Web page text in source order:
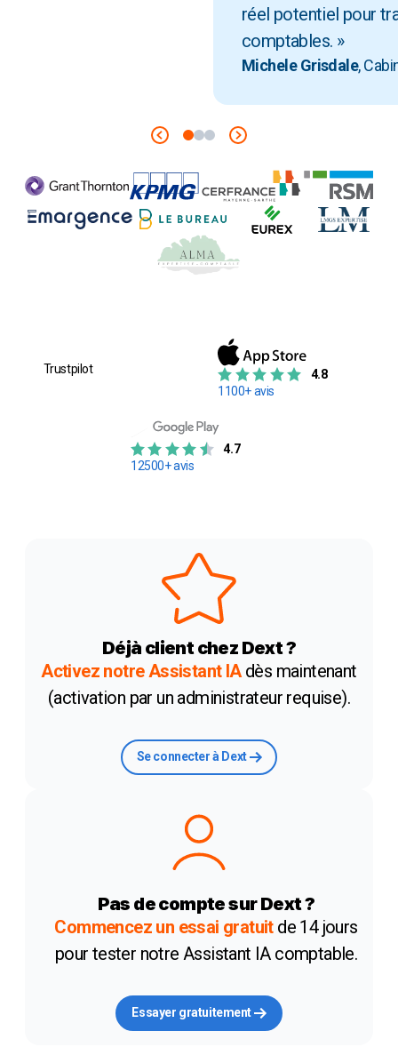
réel potentiel pour
comptables. »
Michele Grisdale,
Trustpilot
4.8
1100+ avis
4.7
12500+ avis
Déjà client chez Dext ?
Activez notre Assistant IAdès maintenant
(activation par un administrateur requise).
Se connecter à Dext
Pas de compte sur Dext ?
Commencez un essai gratuitde 14 jours
pour tester notre Assistant IA comptable.
Essayer gratuitement